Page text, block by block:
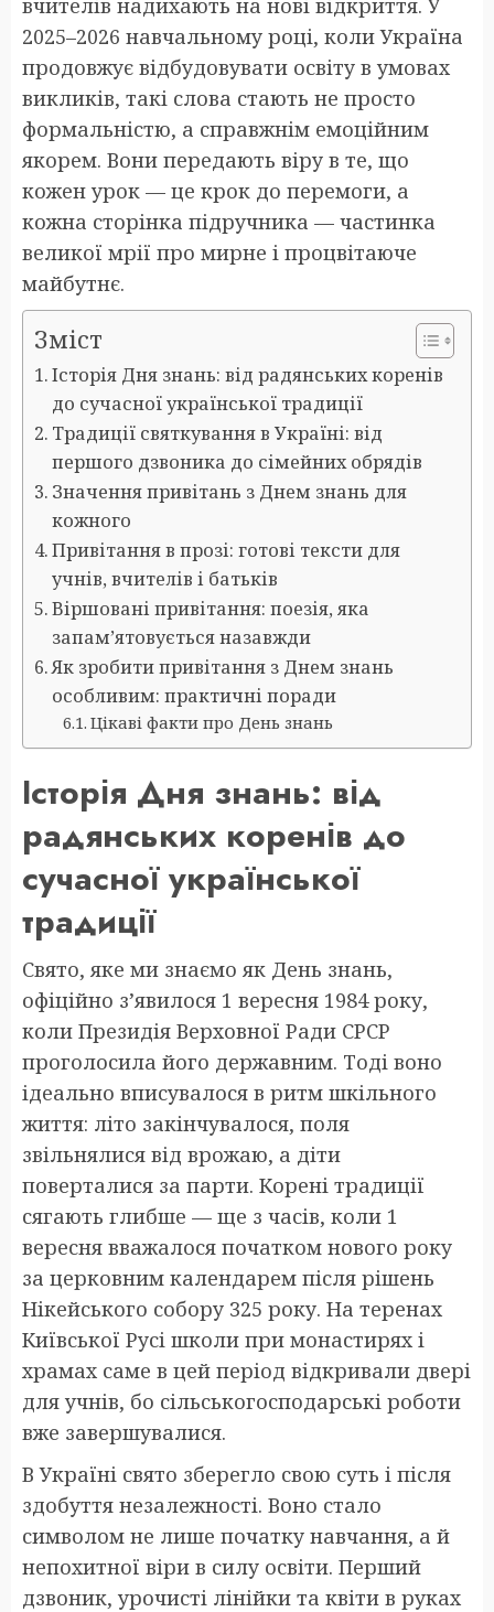
вчителів надихають на нові відкриття. У
2025–2026 навчальному році, коли Україна
продовжує відбудовувати освіту в умовах
викликів, такі слова стають не просто
формальністю, а справжнім емоційним
якорем. Вони передають віру в те, що
кожен урок — це крок до перемоги, а
кожна сторінка підручника — частинка
великої мрії про мирне і процвітаюче
майбутнє.
Зміст
Історія Дня знань: від радянських коренів
до сучасної української традиції
Традиції святкування в Україні: від
першого дзвоника до сімейних обрядів
Значення привітань з Днем знань для
кожного
Привітання в прозі: готові тексти для
учнів, вчителів і батьків
Віршовані привітання: поезія, яка
запам’ятовується назавжди
Як зробити привітання з Днем знань
особливим: практичні поради
Цікаві факти про День знань
Історія Дня знань: від
радянських коренів до
сучасної української
традиції
Свято, яке ми знаємо як День знань,
офіційно з’явилося 1 вересня 1984 року,
коли Президія Верховної Ради СРСР
проголосила його державним. Тоді воно
ідеально вписувалося в ритм шкільного
життя: літо закінчувалося, поля
звільнялися від врожаю, а діти
поверталися за парти. Корені традиції
сягають глибше — ще з часів, коли 1
вересня вважалося початком нового року
за церковним календарем після рішень
Нікейського собору 325 року. На теренах
Київської Русі школи при монастирях і
храмах саме в цей період відкривали двері
для учнів, бо сільськогосподарські роботи
вже завершувалися.
В Україні свято зберегло свою суть і після
здобуття незалежності. Воно стало
символом не лише початку навчання, а й
непохитної віри в силу освіти. Перший
дзвоник, урочисті лінійки та квіти в руках